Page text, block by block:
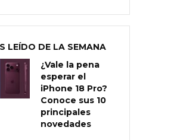
LEÍDO DE LA SEMANA
¿Vale la pena
esperar el
iPhone 18 Pro?
Conoce sus 10
principales
novedades